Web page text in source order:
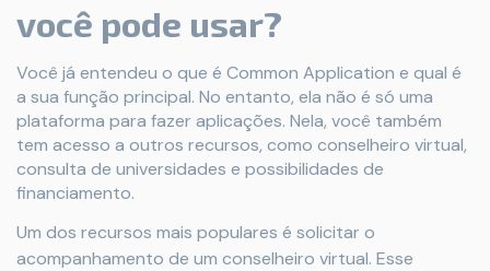
você pode usar?
Você já entendeu o que é Common Application e qual é
a sua função principal. No entanto, ela não é só uma
plataforma para fazer aplicações. Nela, você também
tem acesso a outros recursos, como conselheiro virtual,
consulta de universidades e possibilidades de
financiamento.
Um dos recursos mais populares é solicitar o
acompanhamento de um conselheiro virtual. Esse